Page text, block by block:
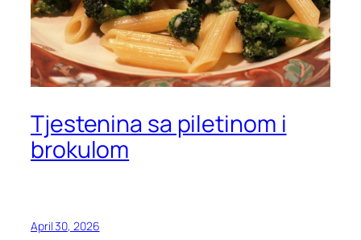
Tjestenina sa piletinom i
brokulom
April 30, 2026